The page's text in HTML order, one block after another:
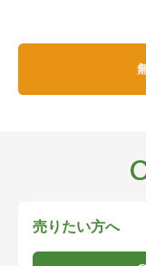
売りたい方へ